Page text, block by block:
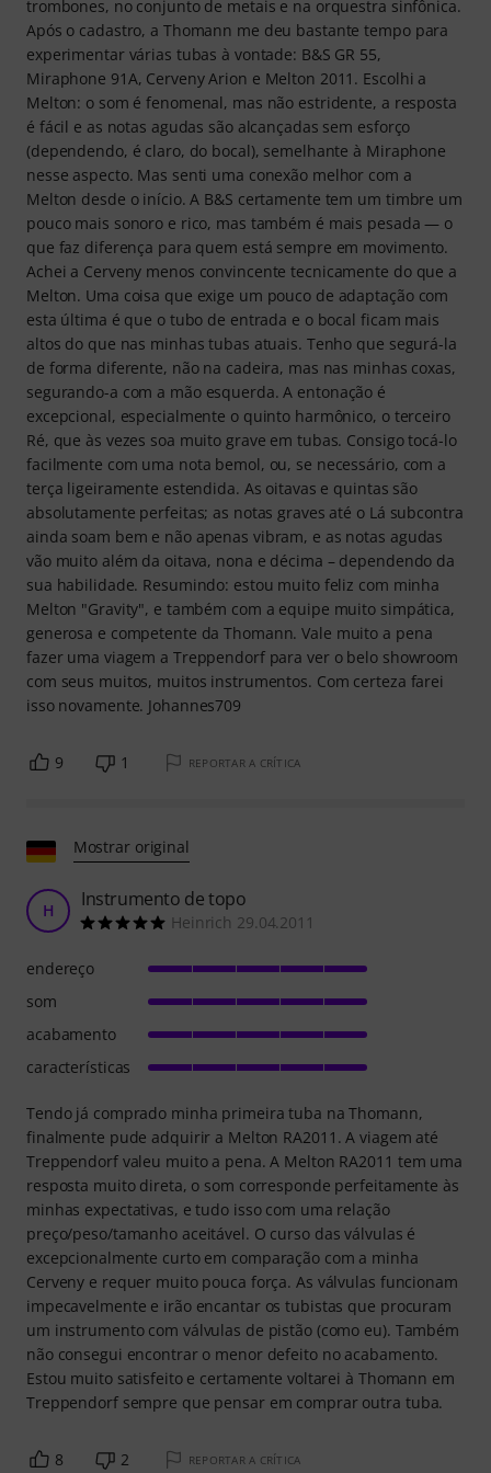
trombones, no conjunto de metais e na orquestra sinfônica.
Após o cadastro, a Thomann me deu bastante tempo para
experimentar várias tubas à vontade: B&S GR 55,
Miraphone 91A, Cerveny Arion e Melton 2011. Escolhi a
Melton: o som é fenomenal, mas não estridente, a resposta
é fácil e as notas agudas são alcançadas sem esforço
(dependendo, é claro, do bocal), semelhante à Miraphone
nesse aspecto. Mas senti uma conexão melhor com a
Melton desde o início. A B&S certamente tem um timbre um
pouco mais sonoro e rico, mas também é mais pesada — o
que faz diferença para quem está sempre em movimento.
Achei a Cerveny menos convincente tecnicamente do que a
Melton. Uma coisa que exige um pouco de adaptação com
esta última é que o tubo de entrada e o bocal ficam mais
altos do que nas minhas tubas atuais. Tenho que segurá-la
de forma diferente, não na cadeira, mas nas minhas coxas,
segurando-a com a mão esquerda. A entonação é
excepcional, especialmente o quinto harmônico, o terceiro
Ré, que às vezes soa muito grave em tubas. Consigo tocá-lo
facilmente com uma nota bemol, ou, se necessário, com a
terça ligeiramente estendida. As oitavas e quintas são
absolutamente perfeitas; as notas graves até o Lá subcontra
ainda soam bem e não apenas vibram, e as notas agudas
vão muito além da oitava, nona e décima – dependendo da
sua habilidade. Resumindo: estou muito feliz com minha
Melton "Gravity", e também com a equipe muito simpática,
generosa e competente da Thomann. Vale muito a pena
fazer uma viagem a Treppendorf para ver o belo showroom
com seus muitos, muitos instrumentos. Com certeza farei
isso novamente. Johannes709
9 1 REPORTAR A CRÍTICA
Mostrar original
H Instrumento de topo
Heinrich 29.04.2011
Tendo já comprado minha primeira tuba na Thomann,
finalmente pude adquirir a Melton RA2011. A viagem até
Treppendorf valeu muito a pena. A Melton RA2011 tem uma
resposta muito direta, o som corresponde perfeitamente às
minhas expectativas, e tudo isso com uma relação
preço/peso/tamanho aceitável. O curso das válvulas é
excepcionalmente curto em comparação com a minha
Cerveny e requer muito pouca força. As válvulas funcionam
impecavelmente e irão encantar os tubistas que procuram
um instrumento com válvulas de pistão (como eu). Também
não consegui encontrar o menor defeito no acabamento.
Estou muito satisfeito e certamente voltarei à Thomann em
Treppendorf sempre que pensar em comprar outra tuba.
endereço
som
acabamento
características
8 2 REPORTAR A CRÍTICA